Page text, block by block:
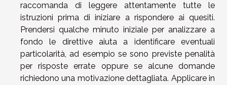
raccomanda di leggere attentamente tutte le
istruzioni prima di iniziare a rispondere ai quesiti.
Prendersi qualche minuto iniziale per analizzare a
fondo le direttive aiuta a identificare eventuali
particolarità, ad esempio se sono previste penalità
per risposte errate oppure se alcune domande
richiedono una motivazione dettagliata. Applicare in